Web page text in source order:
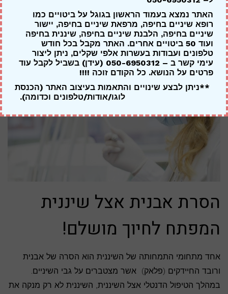
ונשמח לתאם עבורך טיפול מסור, מקצועי ואישי במרפאה
בחיפה.
הסרת אבנית אצל שיננית
המפתח לחיוך מושלם!
אחד מתחומי התמחותה של השיננית הוא הסרה של אבנית
ורובד החיידקים (פלאק) אשר מצטברים על גבי השיניים.
במהלך הטיפול הדנטלי אצל השיננית, השיננית לא רק מנקה את
האתר נמצא בעמוד הראשון בגוגל על ביטויים כמו
רופא שיניים בחיפה, מרפאת שיניים בחיפה, יישור
שיניים בחיפה, הלבנת שיניים בחיפה, שיננית בחיפה
ועוד 50 ביטויים אחרים. האתר מקבל בכל חודש
טלפונים ועבודות בעשרות אלפי שקלים, ניתן ליצור
עימי קשר ב – 050-6950312 (עידן) בשביל לקבל עוד
פרטים על הנושא. כל הקודם זוכה !!!!
**ניתן לבצע שינויים והתאמות בעיצוב האתר (הכנסת
לוגו/אודות/טלפונים וכדומה).